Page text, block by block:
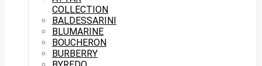
COLLECTION
BALDESSARINI
BLUMARINE
BOUCHERON
BURBERRY